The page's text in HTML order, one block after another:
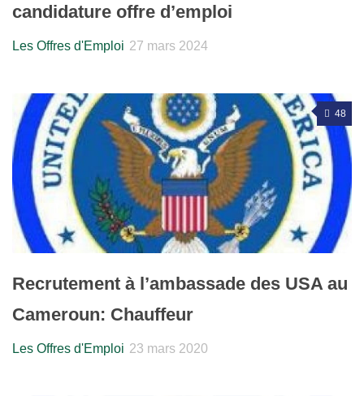
candidature offre d’emploi
Les Offres d'Emploi 27 mars 2024
48
Recrutement à l’ambassade des USA au
Cameroun: Chauffeur
Les Offres d'Emploi 23 mars 2020